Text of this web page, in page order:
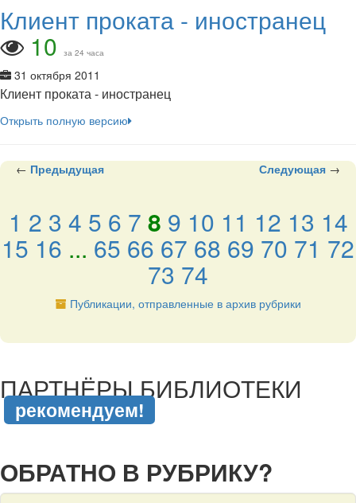
Клиент проката - иностранец
10 за 24 часа
31 октября 2011
Клиент проката - иностранец
Открыть полную версию
← Предыдущая Следующая →
1 2 3 4 5 6 7 8 9 10 11 12 13 14
15 16 ... 65 66 67 68 69 70 71 72
73 74
Публикации, отправленные в архив рубрики
ПАРТНЁРЫ БИБЛИОТЕКИ
рекомендуем!
ОБРАТНО В РУБРИКУ?